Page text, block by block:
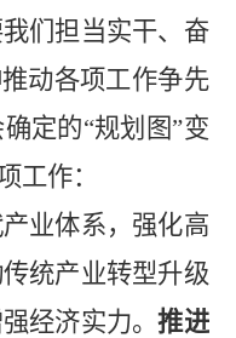
们担当实干、奋
动各项工作争先
定的“规划图”变
工作：
产业体系，强化高
统产业转型升级
经济实力。推进